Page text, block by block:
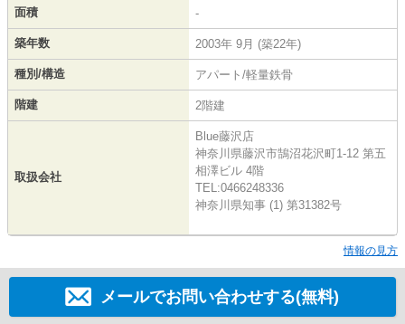
面積 -
築年数 2003年 9月 (築22年)
種別/構造 アパート/軽量鉄骨
階建 2階建
取扱会社
Blue藤沢店
神奈川県藤沢市鵠沼花沢町1-12 第五
相澤ビル 4階
TEL:0466248336
神奈川県知事 (1) 第31382号
情報の見方
メールでお問い合わせする(無料)